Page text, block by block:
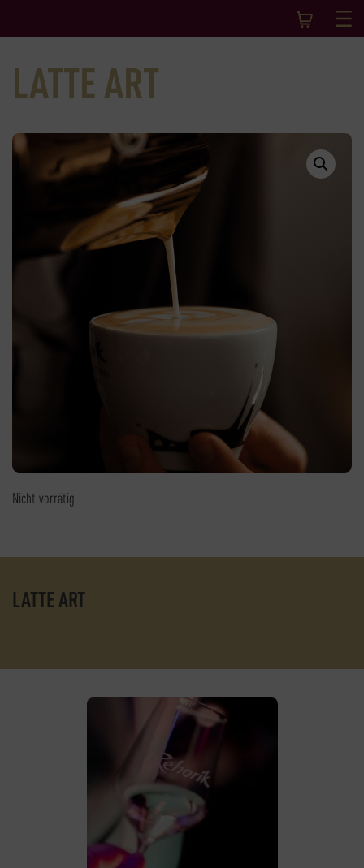
LATTE ART
Nicht vorrätig
LATTE ART